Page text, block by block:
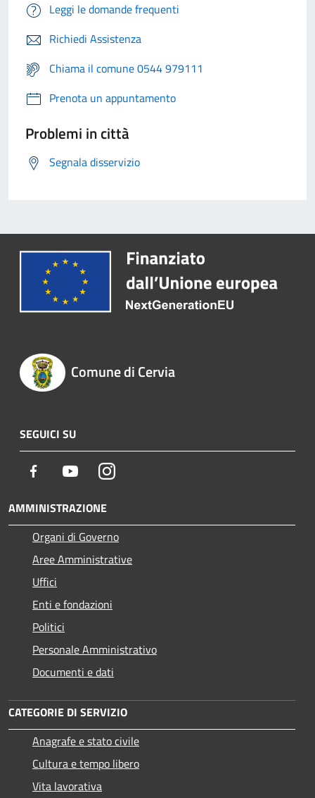
Leggi le domande frequenti
Richiedi Assistenza
Chiama il comune 0544 979111
Prenota un appuntamento
Problemi in città
Segnala disservizio
Comune di Cervia
SEGUICI SU
Facebook YoutubeInstagram
AMMINISTRAZIONE
Organi di Governo
Aree Amministrative
Uffici
Enti e fondazioni
Politici
Personale Amministrativo
Documenti e dati
CATEGORIE DI SERVIZIO
Anagrafe e stato civile
Cultura e tempo libero
Vita lavorativa